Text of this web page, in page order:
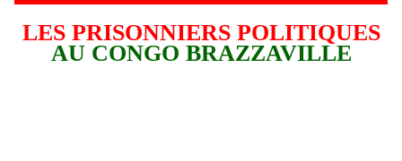
LES PRISONNIERS POLITIQUES
AU CONGO BRAZZAVILLE